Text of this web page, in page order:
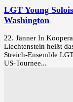
LGT Young
Washington
22. Jänner In
Liechtenstein heißt
Streich-Ensemble
US-Tournee...